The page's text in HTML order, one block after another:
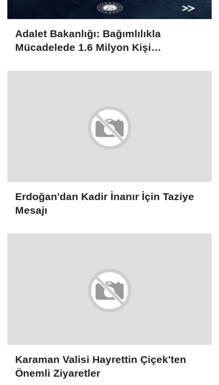
Adalet Bakanlığı: Bağımlılıkla
Mücadelede 1.6 Milyon Kişi
Erdoğan'dan Kadir İnanır İçin Taziye
Mesajı
Karaman Valisi Hayrettin Çiçek'ten
Önemli Ziyaretler